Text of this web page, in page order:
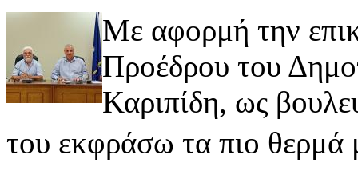
Με αφορμή την
Προέδρου του
Καριπίδη, ως
του εκφράσω τα πιο